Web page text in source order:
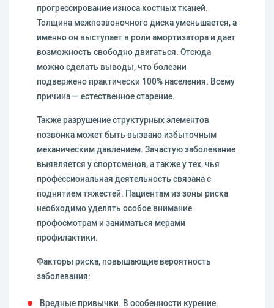
прогрессирование износа костных тканей.
Толщина межпозвоночного диска уменьшается, а
именно он выступает в роли амортизатора и дает
возможность свободно двигаться. Отсюда
можно сделать выводы, что болезни
подвержено практически 100% населения. Всему
причина — естественное старение.
Также разрушение структурных элементов
позвонка может быть вызвано избыточным
механическим давлением. Зачастую заболевание
выявляется у спортсменов, а также у тех, чья
профессиональная деятельность связана с
поднятием тяжестей. Пациентам из зоны риска
необходимо уделять особое внимание
профосмотрам и заниматься мерами
профилактики.
Факторы риска, повышающие вероятность
заболевания:
Вредные привычки. В особенности курение.